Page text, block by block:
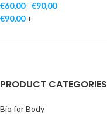
€60,00- €90,00
€90,00+
PRODUCT CATEGORIES
Bio for Body